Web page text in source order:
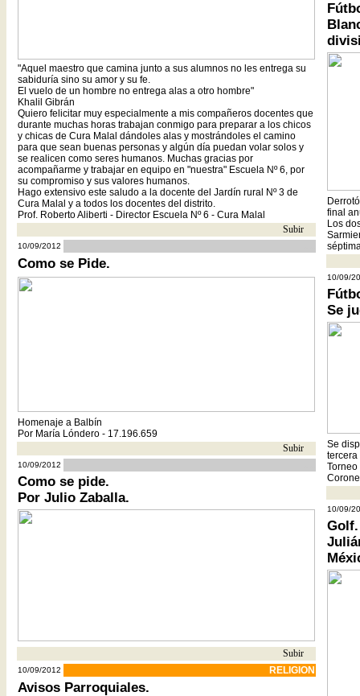
"Aquel maestro que camina junto a sus alumnos no les entrega su
sabiduría sino su amor y su fe.
El vuelo de un hombre no entrega alas a otro hombre"
Khalil Gibrán
Quiero felicitar muy especialmente a mis compañeros docentes que
durante muchas horas trabajan conmigo para preparar a los chicos
y chicas de Cura Malal dándoles alas y mostrándoles el camino
para que sean buenas personas y algún día puedan volar solos y
se realicen como seres humanos. Muchas gracias por
acompañarme y trabajar en equipo en "nuestra" Escuela Nº 6, por
su compromiso y sus valores humanos.
Hago extensivo este saludo a la docente del Jardín rural Nº 3 de
Cura Malal y a todos los docentes del distrito.
Prof. Roberto Aliberti - Director Escuela Nº 6 - Cura Malal
Subir
10/09/2012
Como se Pide.
Homenaje a Balbín
Por María Lóndero - 17.196.659
Subir
10/09/2012
Como se pide.
Por Julio Zaballa.
Subir
10/09/2012 RELIGION
Avisos Parroquiales.
final
Los
10/09/
Se
Se
Torneo
10/09/
Golf.